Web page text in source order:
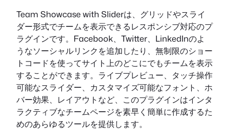
Team Showcase with Sliderは、グリッドやスライ
ダー形式でチームを表示できるレスポンシブ対応のプ
ラグインです。Facebook、Twitter、LinkedInのよ
うなソーシャルリンクを追加したり、無制限のショー
トコードを使ってサイト上のどこにでもチームを表示
することができます。ライブプレビュー、タッチ操作
可能なスライダー、カスタマイズ可能なフォント、ホ
バー効果、レイアウトなど、このプラグインはインタ
ラクティブなチームページを素早く簡単に作成するた
めのあらゆるツールを提供します。